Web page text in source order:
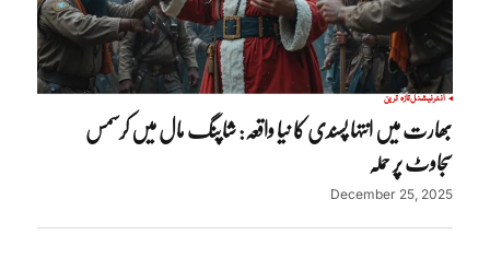
انٹرنیشنلتازہ ترین
بھارت میں انتہا پسندی کا نیا واقعہ: شاپنگ مال میں کرسمس
سجاوٹ پر حملہ
December 25, 2025